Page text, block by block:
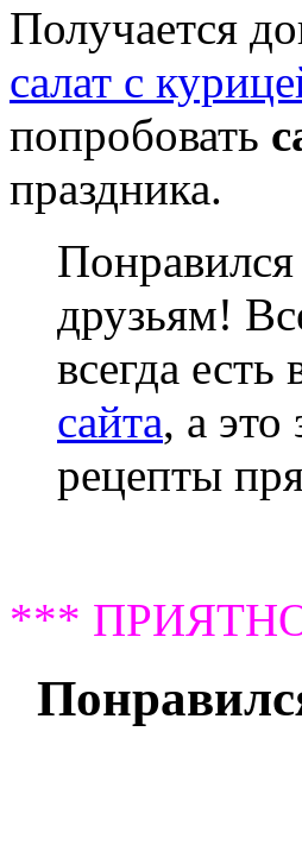
Получается
салат с
попробовать
праздника.
Понравился
друзьям!
всегда
сайта, а
рецепты
***